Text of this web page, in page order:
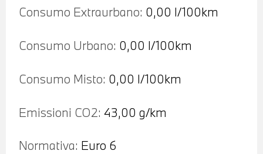
Consumo Extraurbano: 0,00 l/100km
Consumo Urbano: 0,00 l/100km
Consumo Misto: 0,00 l/100km
Emissioni CO2: 43,00 g/km
Normativa: Euro 6